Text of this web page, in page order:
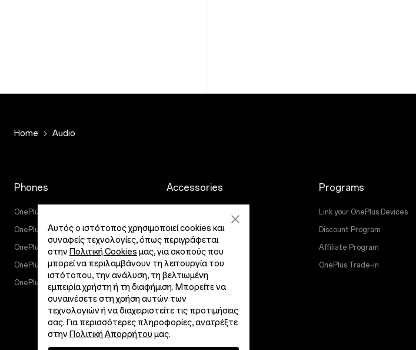
Home Audio
Phones
OnePlus 15
OnePlus 15R
OnePlus 13
OnePlus Nord 5
OnePlus Nord CE5
Accessories
Wearables
Cases & Protection
Power & Cables
Bundles
Lifestyle
Programs
Link your OnePlus Devices
Discount Program
Affiliate Program
OnePlus Trade-in
Αυτός ο ιστότοπος χρησιμοποιεί cookies και
συναφείς τεχνολογίες, όπως περιγράφεται
στην Πολιτική Cookies μας, για σκοπούς που
μπορεί να περιλαμβάνουν τη λειτουργία του
ιστότοπου, την ανάλυση, τη βελτιωμένη
εμπειρία χρήστη ή τη διαφήμιση. Μπορείτε να
συναινέσετε στη χρήση αυτών των
τεχνολογιών ή να διαχειριστείτε τις προτιμήσεις
σας. Για περισσότερες πληροφορίες, ανατρέξτε
στην Πολιτική Απορρήτου μας.